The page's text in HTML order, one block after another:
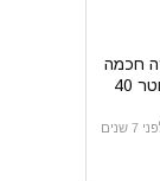
חכמה
עגולה Yeelight 35W בקוטר 40
7 שנים